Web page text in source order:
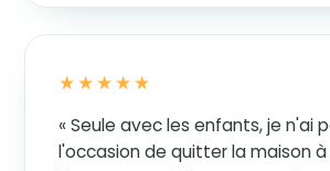
★★★★★
« Seule avec les enfants, je n'ai
l'occasion de quitter la maison